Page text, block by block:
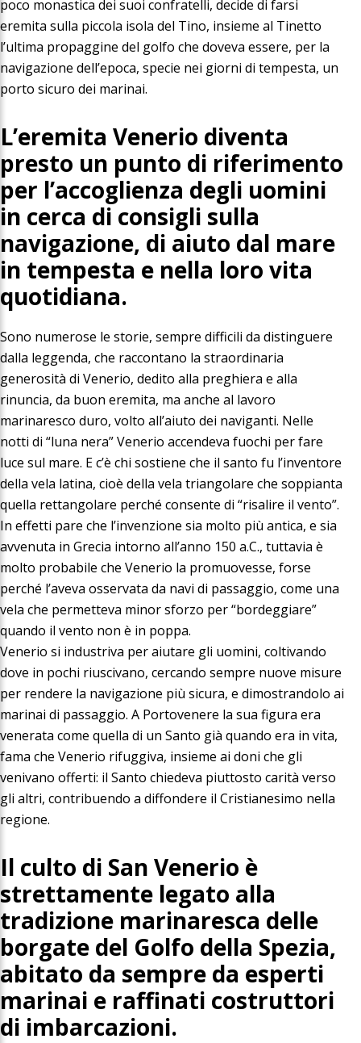
poco monastica dei suoi confratelli, decide di farsi
eremita sulla piccola isola del Tino, insieme al Tinetto
l’ultima propaggine del golfo che doveva essere, per la
navigazione dell’epoca, specie nei giorni di tempesta, un
porto sicuro dei marinai.
L’eremita Venerio diventa
presto un punto di riferimento
per l’accoglienza degli uomini
in cerca di consigli sulla
navigazione, di aiuto dal mare
in tempesta e nella loro vita
quotidiana.
Sono numerose le storie, sempre difficili da distinguere
dalla leggenda, che raccontano la straordinaria
generosità di Venerio, dedito alla preghiera e alla
rinuncia, da buon eremita, ma anche al lavoro
marinaresco duro, volto all’aiuto dei naviganti. Nelle
notti di “luna nera” Venerio accendeva fuochi per fare
luce sul mare. E c’è chi sostiene che il santo fu l’inventore
della vela latina, cioè della vela triangolare che soppianta
quella rettangolare perché consente di “risalire il vento”.
In effetti pare che l’invenzione sia molto più antica, e sia
avvenuta in Grecia intorno all’anno 150 a.C., tuttavia è
molto probabile che Venerio la promuovesse, forse
perché l’aveva osservata da navi di passaggio, come una
vela che permetteva minor sforzo per “bordeggiare”
quando il vento non è in poppa.
Venerio si industriva per aiutare gli uomini, coltivando
dove in pochi riuscivano, cercando sempre nuove misure
per rendere la navigazione più sicura, e dimostrandolo ai
marinai di passaggio. A Portovenere la sua figura era
venerata come quella di un Santo già quando era in vita,
fama che Venerio rifuggiva, insieme ai doni che gli
venivano offerti: il Santo chiedeva piuttosto carità verso
gli altri, contribuendo a diffondere il Cristianesimo nella
regione.
Il culto di San Venerio è
strettamente legato alla
tradizione marinaresca delle
borgate del Golfo della Spezia,
abitato da sempre da esperti
marinai e raffinati costruttori
di imbarcazioni.